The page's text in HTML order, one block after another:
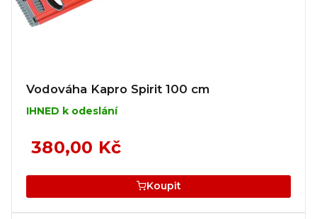
Vodováha Kapro Spirit 100 cm
IHNED k odeslání
380,00 Kč
Koupit